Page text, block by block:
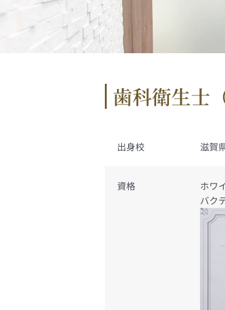
歯科衛生
出身校 滋賀
資格
ホワ
バク